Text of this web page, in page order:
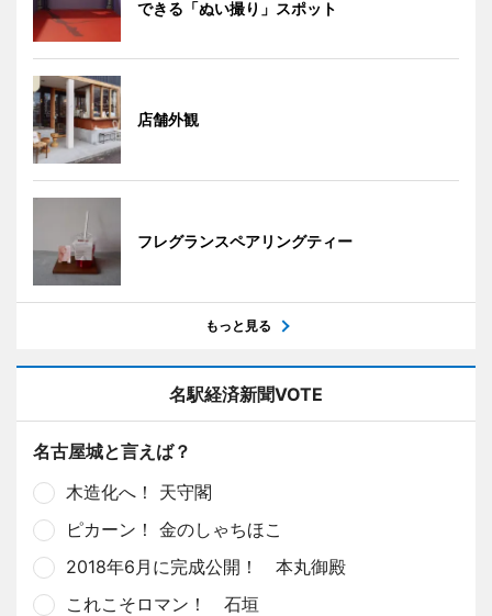
できる「ぬい撮り」スポット
店舗外観
フレグランスペアリングティー
もっと見る
名駅経済新聞VOTE
名古屋城と言えば？
木造化へ！ 天守閣
ピカーン！ 金のしゃちほこ
2018年6月に完成公開！ 本丸御殿
これこそロマン！ 石垣